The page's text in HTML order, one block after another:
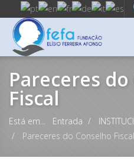
Pareceres
Fiscal
Está em... Entrada
Pareceres do Conselho Fiscal